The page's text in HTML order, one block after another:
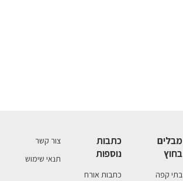
מבלים
בחוץ
בתי קפה
כתבות
נוספות
כתבות אורח
צור קשר
תנאי שימוש